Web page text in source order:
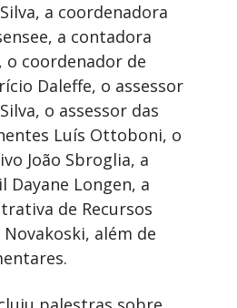
a coordenadora
a contadora
o coordenador de
Daleffe, o assessor
o assessor das
Luís Ottoboni, o
João Sbroglia, a
Longen, a
de Recursos
além de